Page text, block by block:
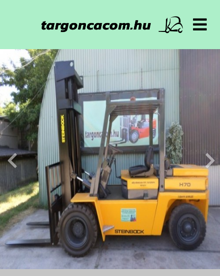
Főoldal
Targoncák
Bérelhető
Alkatrészek
Akkumulátorok
Gumik, Felnik
Egyéb
Elérhetőség